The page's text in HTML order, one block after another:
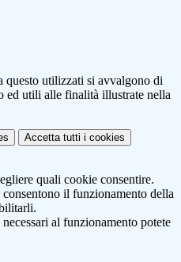
questo utilizzati si avvalgono di
ed utili alle finalità illustrate nella
Accetta tutti i cookies
quali cookie consentire.
il funzionamento della
al funzionamento potete